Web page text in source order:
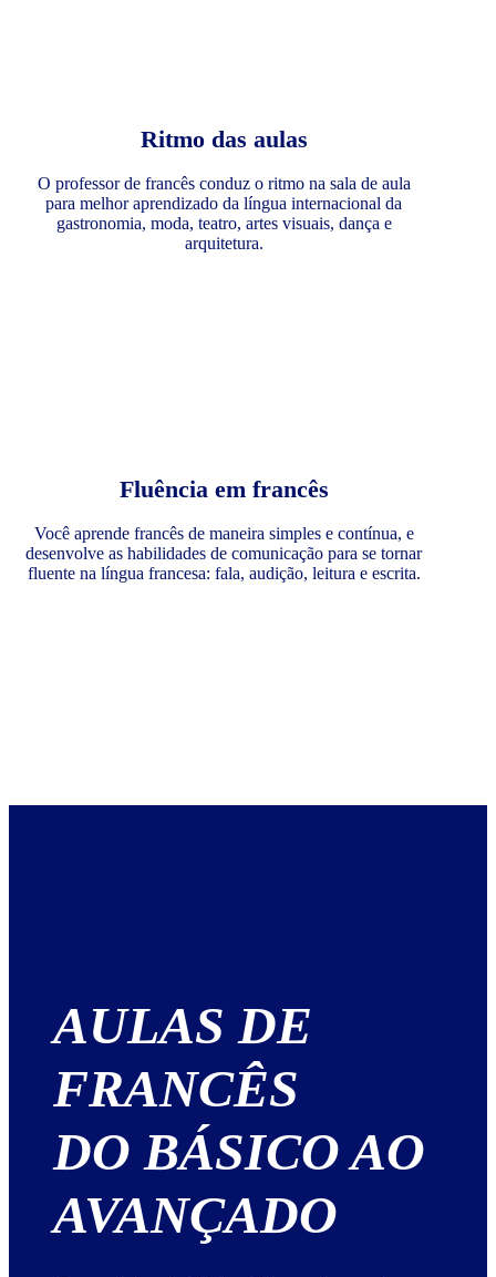
Ritmo das aulas
O professor de francês conduz o ritmo na sala de aula
para melhor aprendizado da língua internacional da
gastronomia, moda, teatro, artes visuais, dança e
arquitetura.
Fluência em francês
Você aprende francês de maneira simples e contínua, e
desenvolve as habilidades de comunicação para se tornar
fluente na língua francesa: fala, audição, leitura e escrita.
AULAS DE
FRANCÊS
DO BÁSICO AO
AVANÇADO